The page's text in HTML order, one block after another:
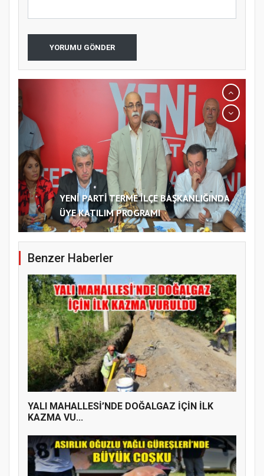
YORUMU GÖNDER
YENİ PARTİ TERME İLÇE BAŞKANLIĞINDA
ÜYE KATILIM PROGRAMI
Benzer Haberler
YALI MAHALLESİ’NDE DOĞALGAZ İÇİN İLK
KAZMA VU...